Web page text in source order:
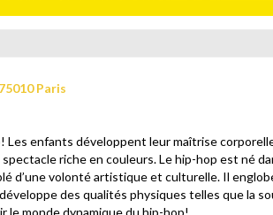
Paris
Les enfants développent leur maîtrise
riche en couleurs. Le hip-hop est né
d’une volonté artistique et culturelle. Il
des qualités physiques telles que la